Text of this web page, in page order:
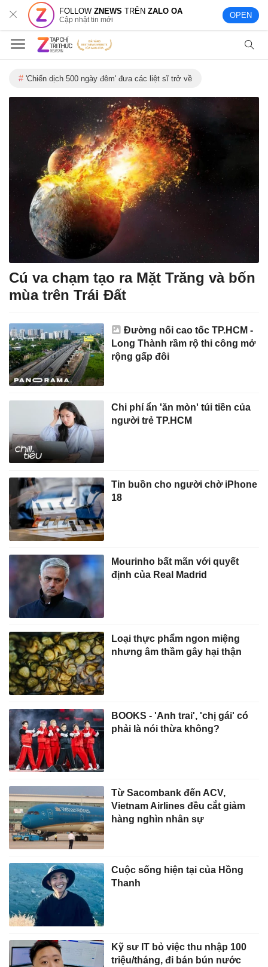
FOLLOWZNEWS TRÊNZALO OA
Cập nhật tin mới OPEN
'Chiến dịch 500 ngày đêm' đưa các liệt sĩ trở về
Cú va chạm tạo ra Mặt Trăng và bốn
mùa trên Trái Đất
Đường nối cao tốc TP.HCM -
Long Thành rầm rộ thi công mở
rộng gấp đôi
Chi phí ẩn 'ăn mòn' túi tiền của
người trẻ TP.HCM
Tin buồn cho người chờ iPhone
18
Mourinho bất mãn với quyết
định của Real Madrid
Loại thực phẩm ngon miệng
nhưng âm thầm gây hại thận
BOOKS - 'Anh trai', 'chị gái' có
phải là nói thừa không?
Từ Sacombank đến ACV,
Vietnam Airlines đều cắt giảm
hàng nghìn nhân sự
Cuộc sống hiện tại của Hồng
Thanh
Kỹ sư IT bỏ việc thu nhập 100
triệu/tháng, đi bán bún nước